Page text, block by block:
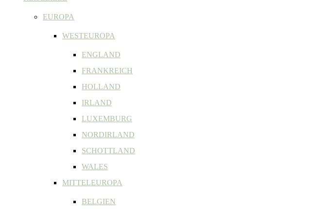
EUROPA
WESTEUROPA
ENGLAND
FRANKREICH
HOLLAND
IRLAND
LUXEMBURG
NORDIRLAND
SCHOTTLAND
WALES
MITTELEUROPA
BELGIEN